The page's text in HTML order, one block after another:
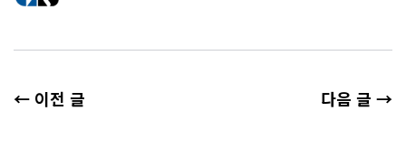
← 이전 글 다음 글 →